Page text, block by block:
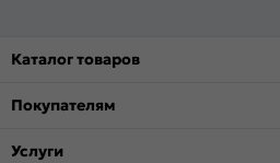
Каталог товаров
Покупателям
Услуги